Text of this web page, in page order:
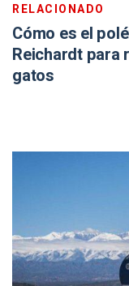
RELACIONADO
Cómo es el
Reichardt para
gatos